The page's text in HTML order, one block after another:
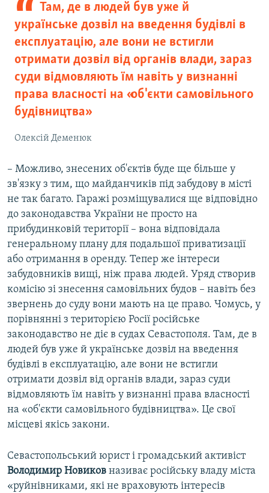
Там, де в людей був уже й
українське дозвіл на введення будівлі в
експлуатацію, але вони не встигли
отримати дозвіл від органів влади, зараз
суди відмовляють їм навіть у визнанні
права власності на «об'єкти самовільного
будівництва»
Олексій Деменюк
– Можливо, знесених об'єктів буде ще більше у
зв'язку з тим, що майданчиків під забудову в місті
не так багато. Гаражі розміщувалися ще відповідно
до законодавства України не просто на
прибудинковій території – вона відповідала
генеральному плану для подальшої приватизації
або отримання в оренду. Тепер же інтереси
забудовників вищі, ніж права людей. Уряд створив
комісію зі знесення самовільних будов – навіть без
звернень до суду вони мають на це право. Чомусь, у
порівнянні з територією Росії російське
законодавство не діє в судах Севастополя. Там, де в
людей був уже й українське дозвіл на введення
будівлі в експлуатацію, але вони не встигли
отримати дозвіл від органів влади, зараз суди
відмовляють їм навіть у визнанні права власності
на «об'єкти самовільного будівництва». Це свої
місцеві якісь закони.
Севастопольський юрист і громадський активіст
Володимир Новиков називає російську владу міста
«руйнівниками, які не враховують інтересів